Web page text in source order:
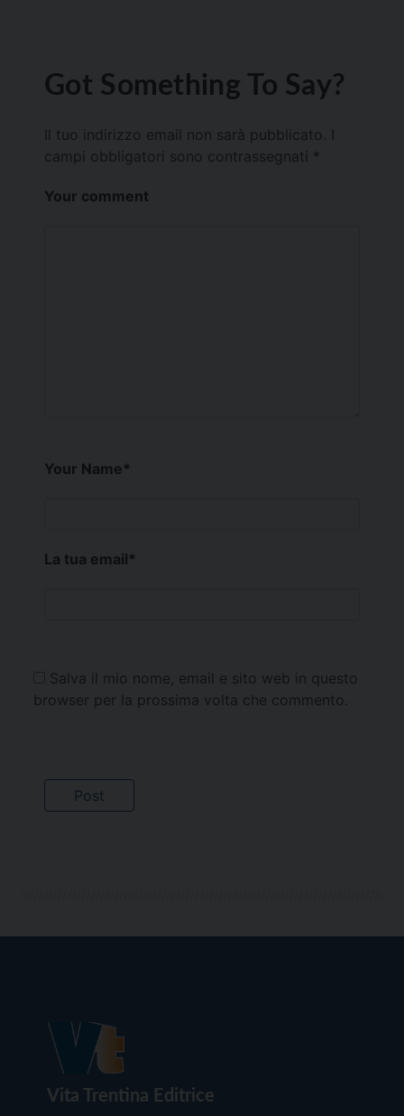
Got Something To Say?
Il tuo indirizzo email non sarà pubblicato.
campi obbligatori sono contrassegnati *
Your comment
Your Name*
La tua email*
Salva il mio nome, email e sito web in questo
browser per la prossima volta che commento.
Vita Trentina Editrice